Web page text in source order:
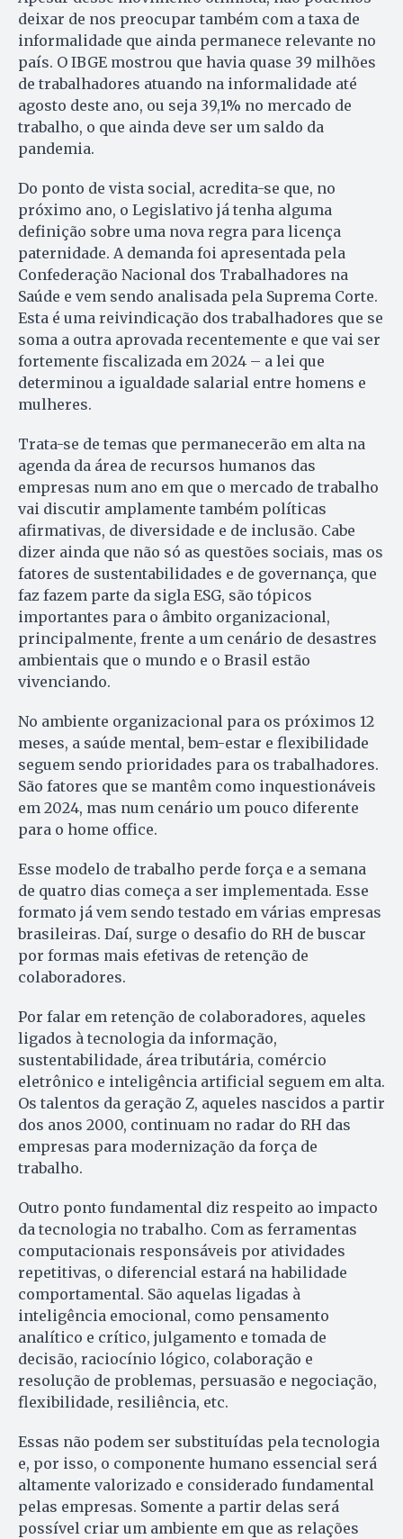
deixar de nos preocupar também com a taxa de
informalidade que ainda permanece relevante no
país. O IBGE mostrou que havia quase 39 milhões
de trabalhadores atuando na informalidade até
agosto deste ano, ou seja 39,1% no mercado de
trabalho, o que ainda deve ser um saldo da
pandemia.
Do ponto de vista social, acredita-se que, no
próximo ano, o Legislativo já tenha alguma
definição sobre uma nova regra para licença
paternidade. A demanda foi apresentada pela
Confederação Nacional dos Trabalhadores na
Saúde e vem sendo analisada pela Suprema Corte.
Esta é uma reivindicação dos trabalhadores que se
soma a outra aprovada recentemente e que vai ser
fortemente fiscalizada em 2024 – a lei que
determinou a igualdade salarial entre homens e
mulheres.
Trata-se de temas que permanecerão em alta na
agenda da área de recursos humanos das
empresas num ano em que o mercado de trabalho
vai discutir amplamente também políticas
afirmativas, de diversidade e de inclusão. Cabe
dizer ainda que não só as questões sociais, mas os
fatores de sustentabilidades e de governança, que
faz fazem parte da sigla ESG, são tópicos
importantes para o âmbito organizacional,
principalmente, frente a um cenário de desastres
ambientais que o mundo e o Brasil estão
vivenciando.
No ambiente organizacional para os próximos 12
meses, a saúde mental, bem-estar e flexibilidade
seguem sendo prioridades para os trabalhadores.
São fatores que se mantêm como inquestionáveis
em 2024, mas num cenário um pouco diferente
para o home office.
Esse modelo de trabalho perde força e a semana
de quatro dias começa a ser implementada. Esse
formato já vem sendo testado em várias empresas
brasileiras. Daí, surge o desafio do RH de buscar
por formas mais efetivas de retenção de
colaboradores.
Por falar em retenção de colaboradores, aqueles
ligados à tecnologia da informação,
sustentabilidade, área tributária, comércio
eletrônico e inteligência artificial seguem em alta.
Os talentos da geração Z, aqueles nascidos a partir
dos anos 2000, continuam no radar do RH das
empresas para modernização da força de
trabalho.
Outro ponto fundamental diz respeito ao impacto
da tecnologia no trabalho. Com as ferramentas
computacionais responsáveis por atividades
repetitivas, o diferencial estará na habilidade
comportamental. São aquelas ligadas à
inteligência emocional, como pensamento
analítico e crítico, julgamento e tomada de
decisão, raciocínio lógico, colaboração e
resolução de problemas, persuasão e negociação,
flexibilidade, resiliência, etc.
Essas não podem ser substituídas pela tecnologia
e, por isso, o componente humano essencial será
altamente valorizado e considerado fundamental
pelas empresas. Somente a partir delas será
possível criar um ambiente em que as relações